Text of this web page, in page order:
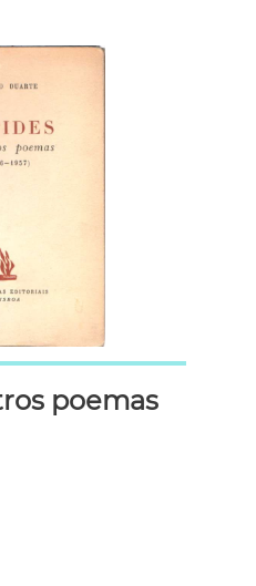
poemas